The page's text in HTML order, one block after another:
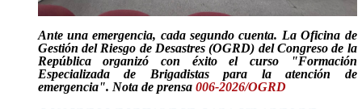
Ante una emergencia, cada segundo cuenta. La Oficina de
Gestión del Riesgo de Desastres (OGRD) del Congreso de la
República organizó con éxito el curso
"Formación
Especializada de Brigadistas para la atención de
emergencia". Nota de prensa 006-2026/OGRD